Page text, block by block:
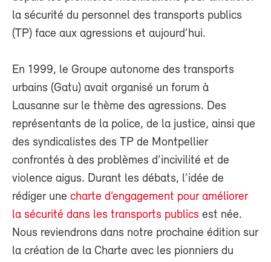
la sécurité du personnel des transports publics
(TP) face aux agressions et aujourd’hui.
En 1999, le Groupe autonome des transports
urbains (Gatu) avait organisé un forum à
Lausanne sur le thème des agressions. Des
représentants de la police, de la justice, ainsi que
des syndicalistes des TP de Montpellier
confrontés à des problèmes d’incivilité et de
violence aigus. Durant les débats, l’idée de
rédiger une charte d’engagement pour améliorer
la sécurité dans les transports publics est née.
Nous reviendrons dans notre prochaine édition sur
la création de la Charte avec les pionniers du